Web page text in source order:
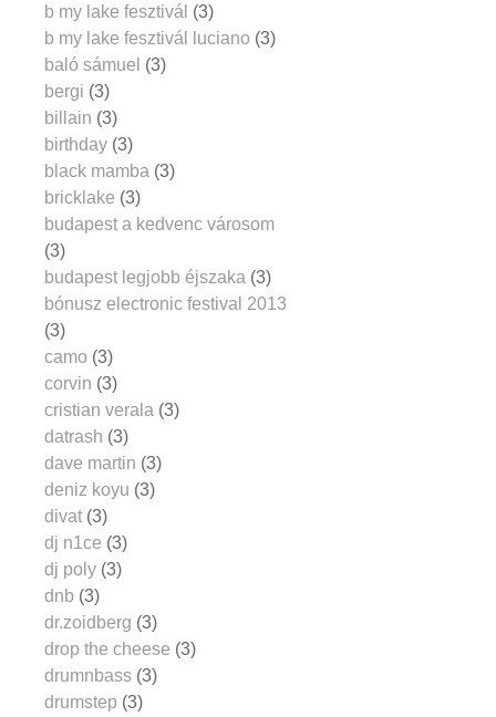
b my lake fesztivál (3)
b my lake fesztivál luciano (3)
baló sámuel (3)
bergi (3)
billain (3)
birthday (3)
black mamba (3)
bricklake (3)
budapest a kedvenc városom
(3)
budapest legjobb éjszaka (3)
bónusz electronic festival 2013
(3)
camo (3)
corvin (3)
cristian verala (3)
datrash (3)
dave martin (3)
deniz koyu (3)
divat (3)
dj n1ce (3)
dj poly (3)
dnb (3)
dr.zoidberg (3)
drop the cheese (3)
drumnbass (3)
drumstep (3)